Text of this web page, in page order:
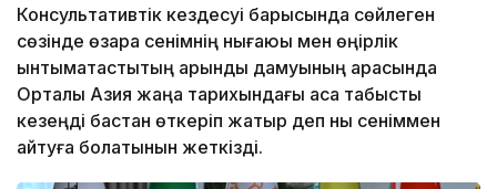
Консультативтік кездесуі барысында сөйлеген
сөзінде өзара сенімнің нығаюы мен өңірлік
ынтымақтастықтың қарқынды дамуының арқасында
Орталық Азия жаңа тарихындағы аса табысты
кезеңді бастан өткеріп жатыр деп нық сеніммен
айтуға болатынын жеткізді.